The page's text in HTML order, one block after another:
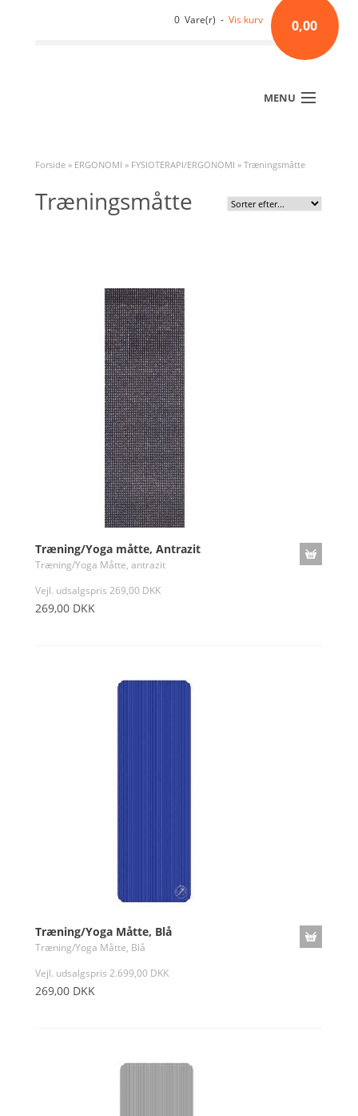
0 Vare(r) -Vis kurv 0,00
MENU
Forside » ERGONOMI » FYSIOTERAPI/ERGONOMI » Træningsmåtte
Træningsmåtte
Træning/Yoga måtte, Antrazit
Træning/Yoga Måtte, antrazit
Vejl. udsalgspris 269,00 DKK
269,00 DKK
Træning/Yoga Måtte, Blå
Træning/Yoga Måtte, Blå
Vejl. udsalgspris 2.699,00 DKK
269,00 DKK